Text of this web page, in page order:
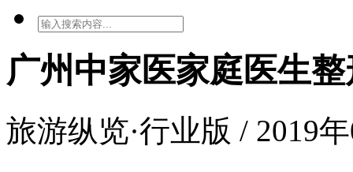
广州中家医家庭医生
旅游纵览·行业版 / 2019